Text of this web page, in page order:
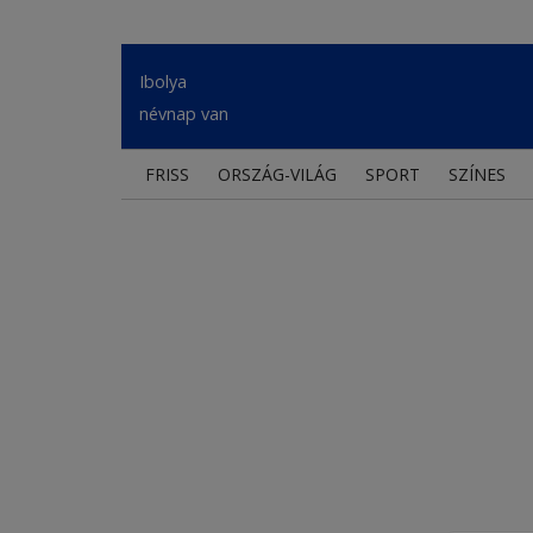
Ibolya
névnap van
FRISS ORSZÁG-VILÁG SPORT SZÍNES